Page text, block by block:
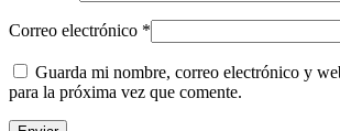
Correo electrónico *
Guarda mi nombre, correo electrónico y
para la próxima vez que comente.